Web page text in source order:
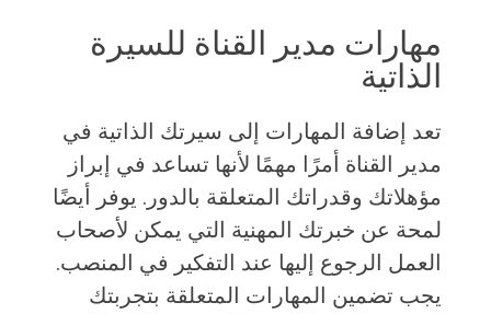
مهارات مدير القناة للسيرة
الذاتية
تعد إضافة المهارات إلى سيرتك الذاتية في
مدير القناة أمرًا مهمًا لأنها تساعد في إبراز
مؤهلاتك وقدراتك المتعلقة بالدور. يوفر أيضًا
لمحة عن خبرتك المهنية التي يمكن لأصحاب
العمل الرجوع إليها عند التفكير في المنصب.
يجب تضمين المهارات المتعلقة بتجربتك